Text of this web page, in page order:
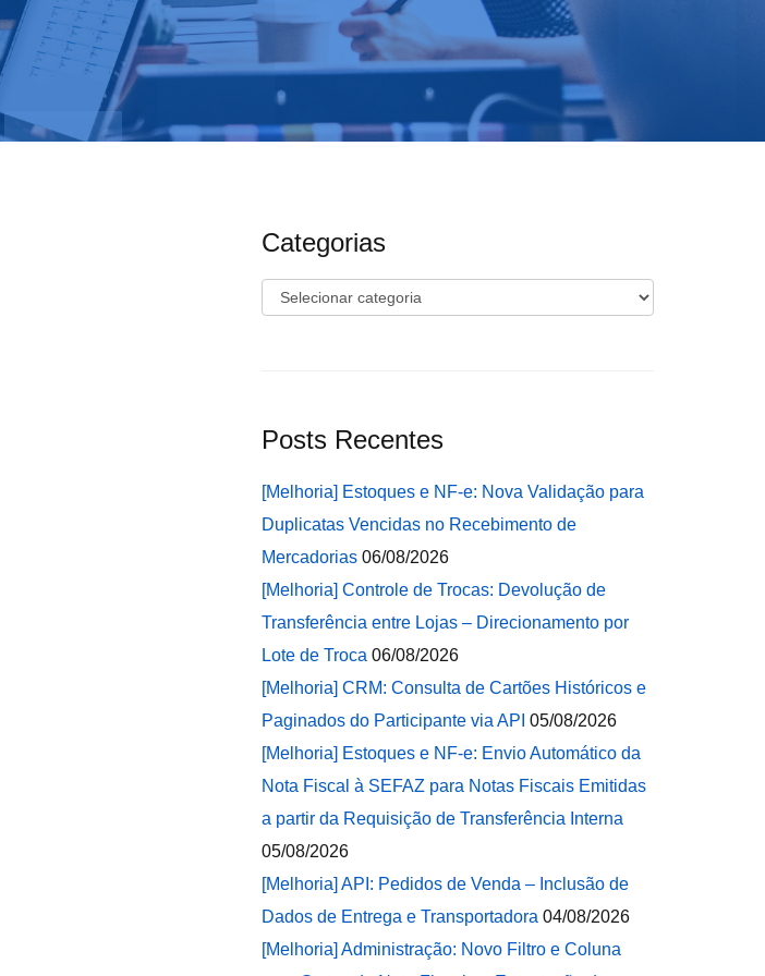
Categorias
Categorias
Posts Recentes
[Melhoria] Estoques e NF-e: Nova Validação para
Duplicatas Vencidas no Recebimento de
Mercadorias 06/08/2026
[Melhoria] Controle de Trocas: Devolução de
Transferência entre Lojas – Direcionamento por
Lote de Troca 06/08/2026
[Melhoria] CRM: Consulta de Cartões Históricos e
Paginados do Participante via API 05/08/2026
[Melhoria] Estoques e NF-e: Envio Automático da
Nota Fiscal à SEFAZ para Notas Fiscais Emitidas
a partir da Requisição de Transferência Interna
05/08/2026
[Melhoria] API: Pedidos de Venda – Inclusão de
Dados de Entrega e Transportadora 04/08/2026
[Melhoria] Administração: Novo Filtro e Coluna